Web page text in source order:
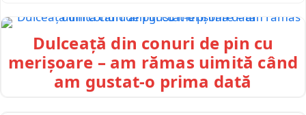
Dulceață din conuri de pin cu
merișoare – am rămas uimită când
am gustat-o prima dată